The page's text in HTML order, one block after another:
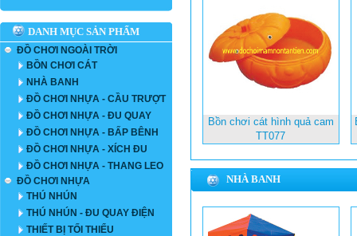
DANH MỤC SẢN PHẨM
ĐỒ CHƠI NGOÀI TRỜI
BỒN CHƠI CÁT
NHÀ BANH
ĐỒ CHƠI NHỰA - CẦU TRƯỢT
ĐỒ CHƠI NHỰA - ĐU QUAY
ĐỒ CHƠI NHỰA - BẤP BÊNH
ĐỒ CHƠI NHỰA - XÍCH ĐU
ĐỒ CHƠI NHỰA - THANG LEO
ĐỒ CHƠI NHỰA
THÚ NHÚN
THÚ NHÚN - ĐU QUAY ĐIỆN
THIẾT BỊ TỐI THIỂU
Bồn chơi cát hình quả cam
TT077
NHÀ BANH